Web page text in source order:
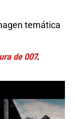
temática
de 007.